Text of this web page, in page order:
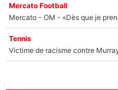
Mercato Football
Tennis